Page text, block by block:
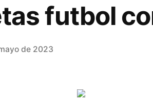
futbol
de 2023